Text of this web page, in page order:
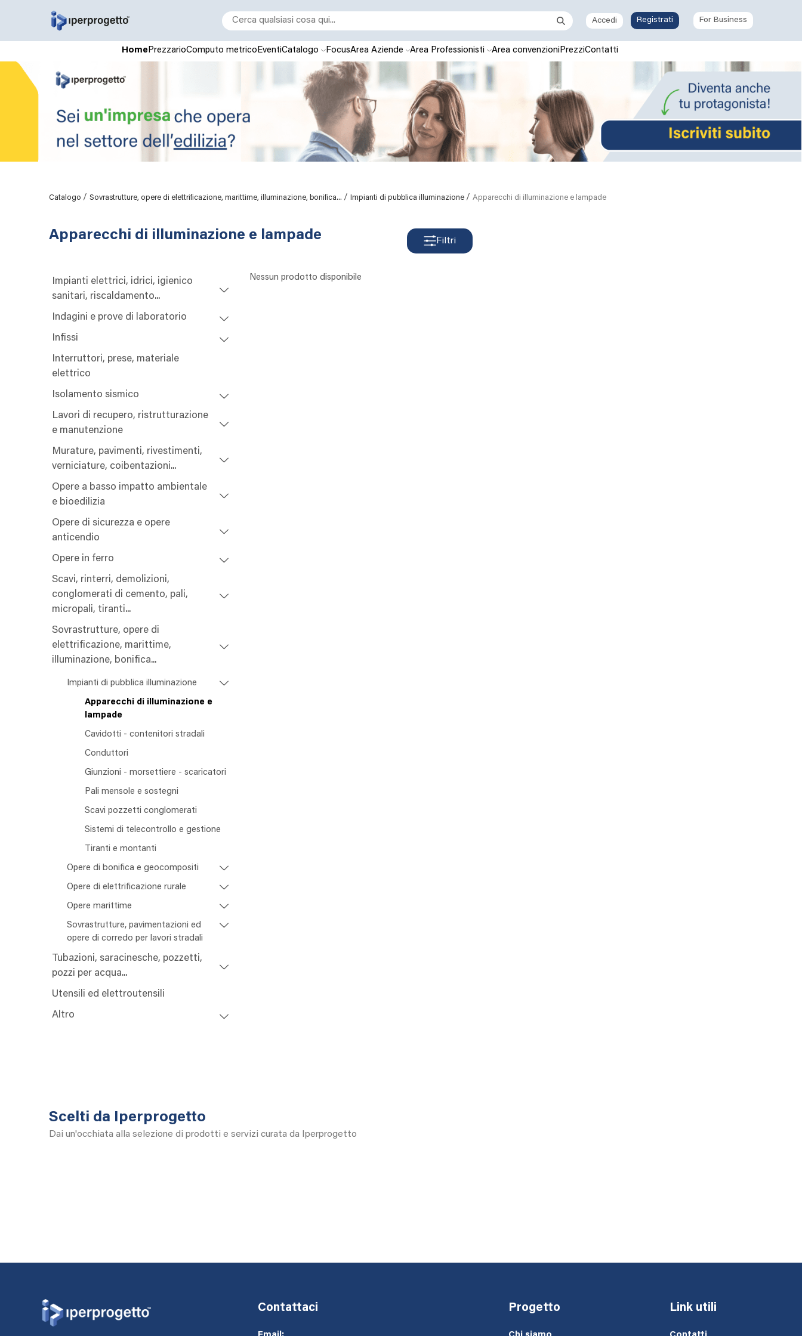
Accedi Registrati For Business
HomePrezzarioComputo metricoEventiCatalogo FocusArea Aziende Area Professionisti Area convenzioniPrezziContatti
Catalogo / Sovrastrutture, opere di elettrificazione, marittime, illuminazione, bonifica... / Impianti di pubblica illuminazione / Apparecchi di illuminazione e lampade
Apparecchi di illuminazione e lampade Filtri
Impianti elettrici, idrici, igienico
sanitari, riscaldamento...
Indagini e prove di laboratorio
Infissi
Interruttori, prese, materiale
elettrico
Isolamento sismico
Lavori di recupero, ristrutturazione
e manutenzione
Murature, pavimenti, rivestimenti,
verniciature, coibentazioni...
Opere a basso impatto ambientale
e bioedilizia
Opere di sicurezza e opere
anticendio
Opere in ferro
Scavi, rinterri, demolizioni,
conglomerati di cemento, pali,
micropali, tiranti...
Sovrastrutture, opere di
elettrificazione, marittime,
illuminazione, bonifica...
Impianti di pubblica illuminazione
Apparecchi di illuminazione e
lampade
Cavidotti - contenitori stradali
Conduttori
Giunzioni - morsettiere - scaricatori
Pali mensole e sostegni
Scavi pozzetti conglomerati
Sistemi di telecontrollo e gestione
Tiranti e montanti
Opere di bonifica e geocompositi
Opere di elettrificazione rurale
Opere marittime
Sovrastrutture, pavimentazioni ed
opere di corredo per lavori stradali
Tubazioni, saracinesche, pozzetti,
pozzi per acqua...
Utensili ed elettroutensili
Altro
Nessun prodotto disponibile
Scelti da Iperprogetto
Dai un'occhiata alla selezione di prodotti e servizi curata da Iperprogetto
Contattaci Progetto Link utili